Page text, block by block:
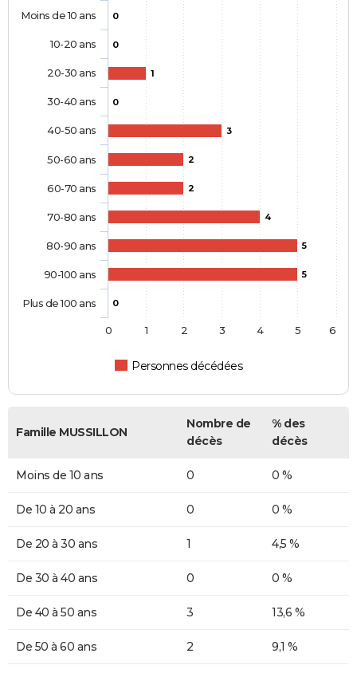
0
0
1
0
3
2
2
4
5
5
0
Personnes décédées
Moins de 10 ans
10-20 ans
20-30 ans
30-40 ans
40-50 ans
50-60 ans
60-70 ans
70-80 ans
80-90 ans
90-100 ans
Plus de 100 ans
0 1 2 3 4 5 6
Famille MUSSILLON
Nombre de
décès
% des
décès
Moins de 10 ans 0 0 %
De 10 à 20 ans 0 0 %
De 20 à 30 ans 1 4,5 %
De 30 à 40 ans 0 0 %
De 40 à 50 ans 3 13,6 %
De 50 à 60 ans 2 9,1 %